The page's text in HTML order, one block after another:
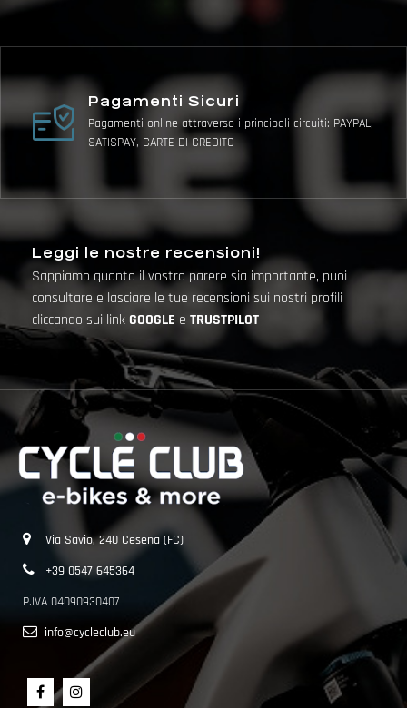
Pagamenti Sicuri
Pagamenti online attraverso i principali circuiti: PAYPAL,
SATISPAY, CARTE DI CREDITO
Leggi le nostre recensioni!
Sappiamo quanto il vostro parere sia importante, puoi
consultare e lasciare le tue recensioni sui nostri profili
cliccando sui linkGOOGLE e TRUSTPILOT
Via Savio, 240 Cesena (FC)
+39 0547 645364
P.IVA 04090930407
info@cycleclub.eu